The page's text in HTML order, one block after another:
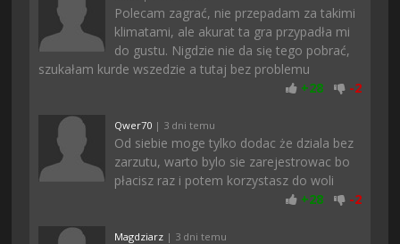
Polecam zagrać, nie przepadam za takimi
klimatami, ale akurat ta gra przypadła mi
do gustu. Nigdzie nie da się tego pobrać,
szukałam kurde wszedzie a tutaj bez problemu
+28 -2
Qwer70 | 3 dni temu
Od siebie moge tylko dodac że dziala bez
zarzutu, warto bylo sie zarejestrowac bo
płacisz raz i potem korzystasz do woli
+28 -2
Magdziarz | 3 dni temu